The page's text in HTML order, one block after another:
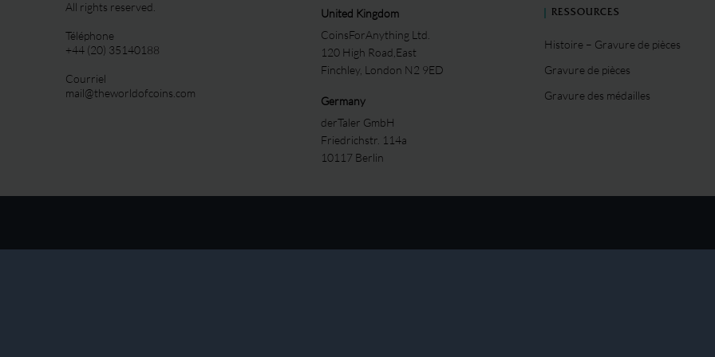
All rights reserved.
Téléphone
+44 (20) 35140188
Courriel
mail@theworldofcoins.com
United Kingdom
CoinsForAnything Ltd.
120 High Road,East
Finchley, London N2 9ED
Germany
derTaler GmbH
Friedrichstr. 114a
10117 Berlin
RESSOURCES
Histoire – Gravure de pièces
Gravure de pièces
Gravure des médailles